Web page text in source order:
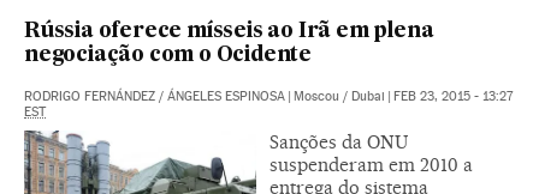
Rússia oferece mísseis ao Irã em plena
negociação com o Ocidente
RODRIGO FERNÁNDEZ / ÁNGELES ESPINOSA | Moscou / Dubai | FEB 23, 2015 - 13:27
EST
Sanções da ONU
suspenderam em 2010 a
entrega do sistema